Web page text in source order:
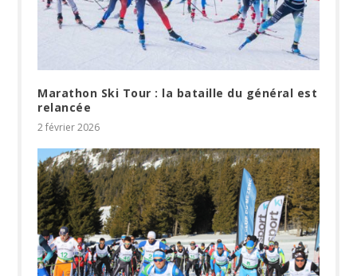
Marathon Ski Tour : la bataille du général est
relancée
2 février 2026